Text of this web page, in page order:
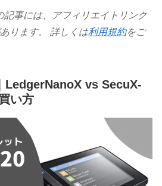
記事には、アフィリエイトリンク
ります。 詳しくは利用規約をご
LedgerNanoX vs SecuX-
い方